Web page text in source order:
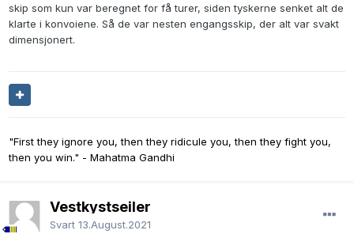
skip som kun var beregnet for få turer, siden tyskerne senket alt de
klarte i konvoiene. Så de var nesten engangsskip, der alt var svakt
dimensjonert.
"First they ignore you, then they ridicule you, then they fight you,
then you win." - Mahatma Gandhi
Vestkystseiler
Svart 13.August.2021